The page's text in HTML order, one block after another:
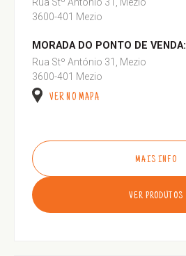
3600-401 Mezio
MORADA DO PONTO DE VENDA:
Rua Stº António 31, Mezio
3600-401 Mezio
VER NO MAPA
MAIS INFO
VER PRODUTOS